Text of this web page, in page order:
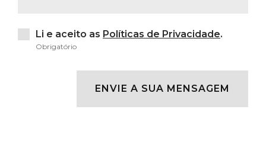
Li e aceito as Políticas de Privacidade.
Obrigatório